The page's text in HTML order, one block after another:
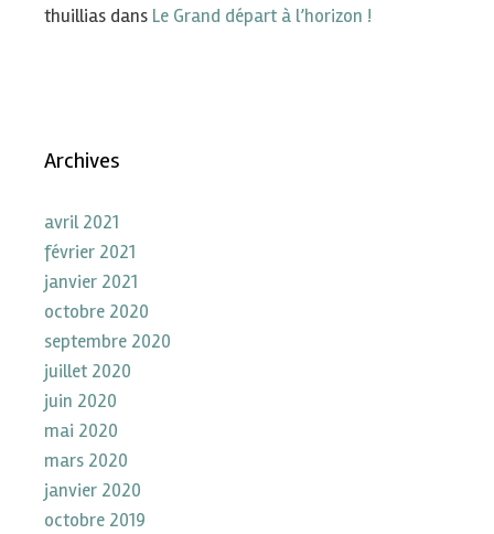
thuillias dans Le Grand départ à l’horizon !
Archives
avril 2021
février 2021
janvier 2021
octobre 2020
septembre 2020
juillet 2020
juin 2020
mai 2020
mars 2020
janvier 2020
octobre 2019